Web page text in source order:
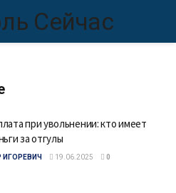
при увольнении: кто имеет
за отгулы
ИГОРЕВИЧ 19.06.2025 0